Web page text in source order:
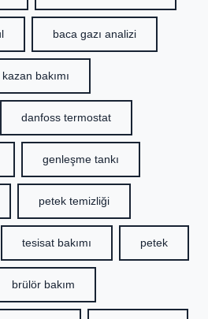
baca gazı analizi
kazan bakımı
danfoss termostat
genleşme tankı
petek temizliği
tesisat bakımı petek
brülör bakım